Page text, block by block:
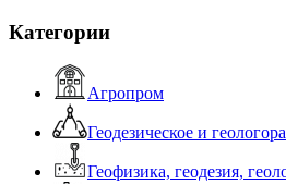
Категории
Агропром
Геодезическое и
Геофизика, геодезия,